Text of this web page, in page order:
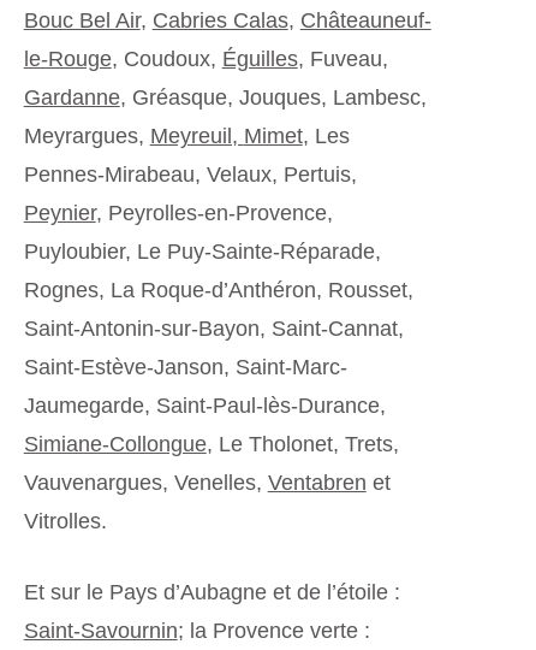
Bouc Bel Air, Cabries Calas, Châteauneuf-
le-Rouge, Coudoux, Éguilles, Fuveau,
Gardanne, Gréasque, Jouques, Lambesc,
Meyrargues, Meyreuil, Mimet, Les
Pennes-Mirabeau, Velaux, Pertuis,
Peynier, Peyrolles-en-Provence,
Puyloubier, Le Puy-Sainte-Réparade,
Rognes, La Roque-d’Anthéron, Rousset,
Saint-Antonin-sur-Bayon, Saint-Cannat,
Saint-Estève-Janson, Saint-Marc-
Jaumegarde, Saint-Paul-lès-Durance,
Simiane-Collongue, Le Tholonet, Trets,
Vauvenargues, Venelles, Ventabren et
Vitrolles.
Et sur le Pays d’Aubagne et de l’étoile :
Saint-Savournin; la Provence verte :